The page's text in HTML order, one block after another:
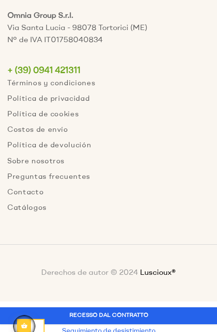
Omnia Group S.r.l.
Via Santa Lucia - 98078 Tortorici (ME)
Nº de IVA IT01758040834
+ (39) 0941 421311
Términos y condiciones
Política de privacidad
Política de cookies
Costos de envío
Política de devolución
Sobre nosotros
Preguntas frecuentes
Contacto
Catálogos
Derechos de autor © 2024 Luscioux®
RECESSO DAL CONTRATTO